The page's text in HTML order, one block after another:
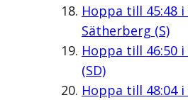
Hoppa till 45:48i
Sätherberg (S)
Hoppa till 46:50i
(SD)
Hoppa till 48:04i